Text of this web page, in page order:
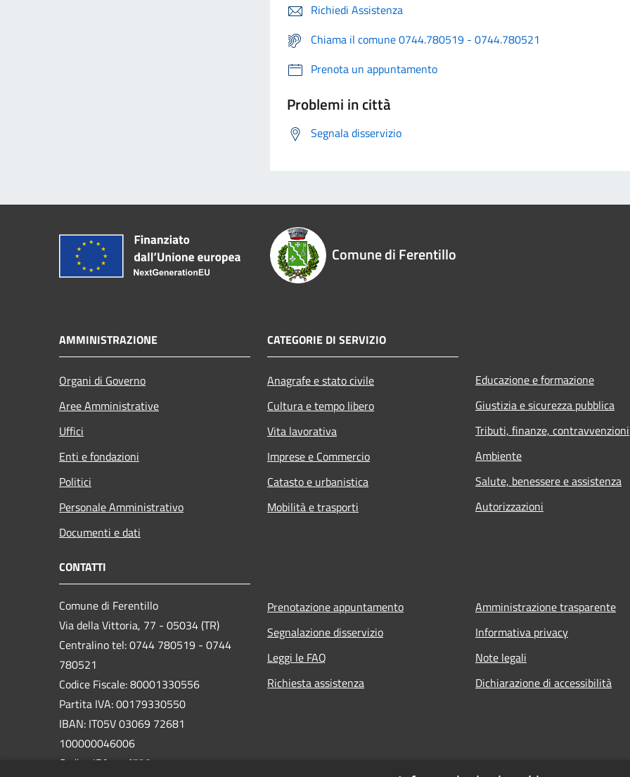
Richiedi Assistenza
Chiama il comune 0744.780519 - 0744.780521
Prenota un appuntamento
Problemi in città
Segnala disservizio
Comune di Ferentillo
AMMINISTRAZIONE
Organi di Governo
Aree Amministrative
Uffici
Enti e fondazioni
Politici
Personale Amministrativo
Documenti e dati
CATEGORIE DI SERVIZIO
Anagrafe e stato civile
Cultura e tempo libero
Vita lavorativa
Imprese e Commercio
Catasto e urbanistica
Mobilità e trasporti
Educazione e formazione
Giustizia e sicurezza pubblica
Tributi, finanze, contravvenzioni
Ambiente
Salute, benessere e assistenza
Autorizzazioni
CONTATTI
Comune di Ferentillo
Via della Vittoria, 77 - 05034 (TR)
Centralino tel: 0744 780519 - 0744
780521
Codice Fiscale: 80001330556
Partita IVA: 00179330550
IBAN: IT05V 03069 72681
100000046006
Codice IPA:
c_d538
Prenotazione appuntamento
Segnalazione disservizio
Leggi le FAQ
Richiesta assistenza
Amministrazione trasparente
Informativa privacy
Note legali
Dichiarazione di accessibilità